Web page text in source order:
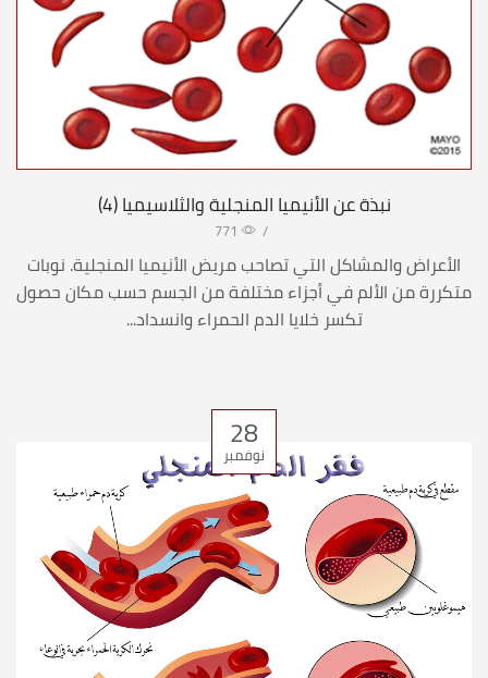
نبذة عن الأنيميا المنجلية والثلاسيميا (4)
/
771
الأعراض والمشاكل التي تصاحب مريض الأنيميا المنجلية. نوبات
متكررة من الألم في أجزاء مختلفة من الجسم حسب مكان حصول
تكسر خلايا الدم الحمراء وانسداد...
28
نوفمبر